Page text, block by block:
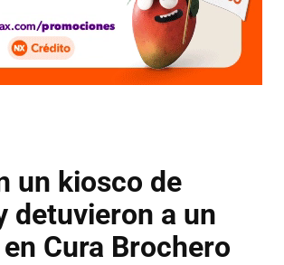
un kiosco de
detuvieron a un
Cura Brochero